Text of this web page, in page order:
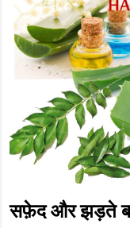
सफ़ेद और झड़ते